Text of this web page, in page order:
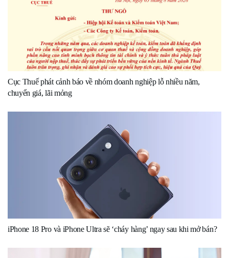
Cục Thuế phát cảnh báo về nhóm doanh nghiệp lỗ nhiều năm,
chuyển giá, lãi mỏng
iPhone 18 Pro và iPhone Ultra sẽ ‘cháy hàng’ ngay sau khi mở bán?